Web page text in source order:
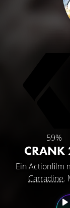
59%
CRANK
Ein Actionfilm
Carradine.